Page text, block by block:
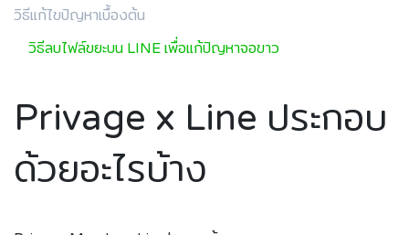
วิธีแก้ไขปัญหาเบื้องต้น
วิธีลบไฟล์ขยะบน LINE เพื่อแก้ปัญหาจอขาว
Privage x Line ประกอบ
ด้วยอะไรบ้าง